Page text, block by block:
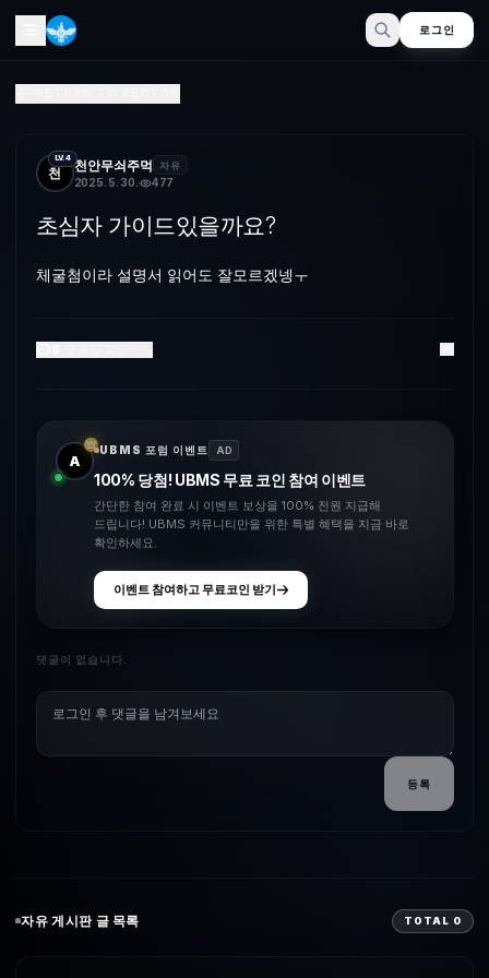
로그인
천
LV.4 천안무쇠주먹 자유
2025. 5. 30. 477
초심자 가이드있을까요?
체굴첨이라 설명서 읽어도 잘모르겠넹ㅜ
A
UBMS 포럼 이벤트 AD
100% 당첨! UBMS 무료 코인 참여 이벤트
간단한 참여 완료 시 이벤트 보상을 100% 전원 지급해
드립니다! UBMS 커뮤니티만을 위한 특별 혜택을 지금 바로
확인하세요.
이벤트 참여하고 무료코인 받기
댓글이 없습니다.
등록
자유 게시판 글 목록 TOTAL 0